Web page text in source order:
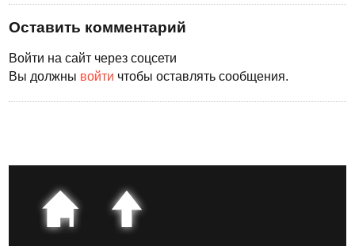
Оставить комментарий
Войти на сайт через соцсети
Вы должны войти чтобы оставлять сообщения.